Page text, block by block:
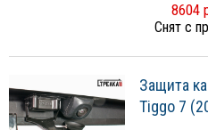
8604
Снят с
Защита
Tiggo 7